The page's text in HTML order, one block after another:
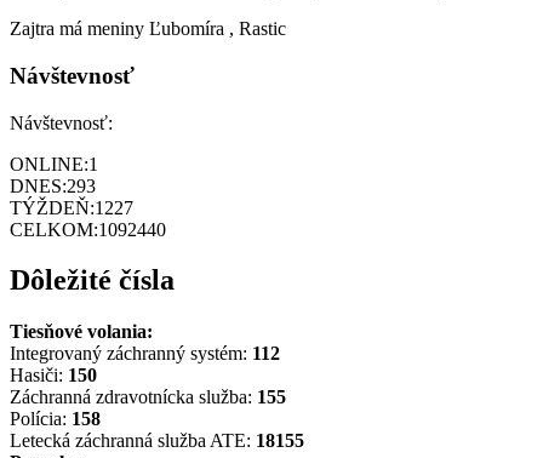
Zajtra má meniny Ľubomíra , Rastic
Návštevnosť
Návštevnosť:
ONLINE:1
DNES:293
TÝŽDEŇ:1227
CELKOM:1092440
Dôležité čísla
Tiesňové volania:
Integrovaný záchranný systém: 112
Hasiči: 150
Záchranná zdravotnícka služba: 155
Polícia: 158
Letecká záchranná služba ATE: 18155